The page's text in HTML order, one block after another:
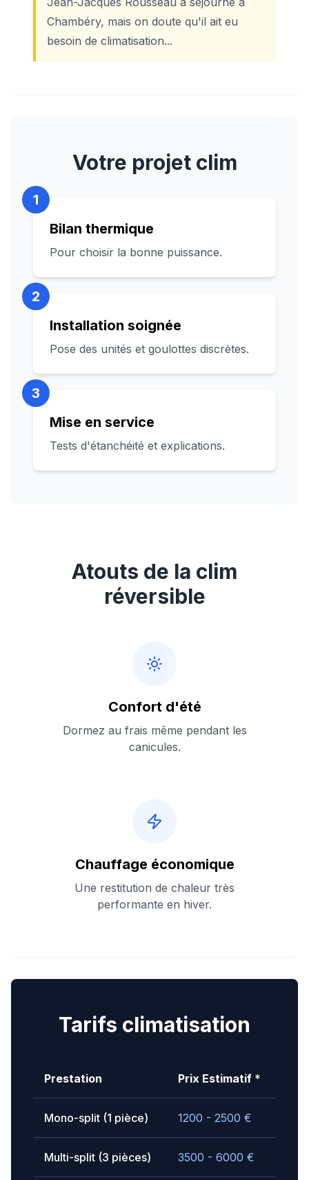
Chambéry, mais on doute qu'il ait eu
besoin de climatisation...
Votre projet clim
1
Bilan thermique
Pour choisir la bonne puissance.
2
Installation soignée
Pose des unités et goulottes discrètes.
3
Mise en service
Tests d'étanchéité et explications.
Atouts de la clim
réversible
Confort d'été
Dormez au frais même pendant les
canicules.
Chauffage économique
Une restitution de chaleur très
performante en hiver.
Tarifs climatisation
Prestation Prix Estimatif *
Mono-split (1 pièce) 1200 - 2500 €
Multi-split (3 pièces) 3500 - 6000 €